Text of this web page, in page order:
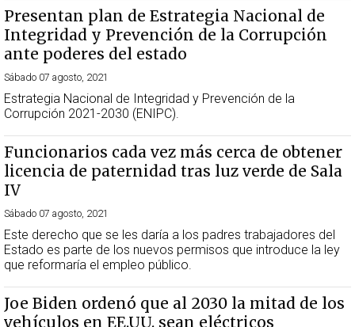
Presentan plan de Estrategia Nacional de
Integridad y Prevención de la Corrupción
ante poderes del estado
Sábado 07 agosto, 2021
Estrategia Nacional de Integridad y Prevención de la
Corrupción 2021-2030 (ENIPC).
Funcionarios cada vez más cerca de obtener
licencia de paternidad tras luz verde de Sala
IV
Sábado 07 agosto, 2021
Este derecho que se les daría a los padres trabajadores del
Estado es parte de los nuevos permisos que introduce la ley
que reformaría el empleo público.
Joe Biden ordenó que al 2030 la mitad de los
vehículos en EE.UU. sean eléctricos